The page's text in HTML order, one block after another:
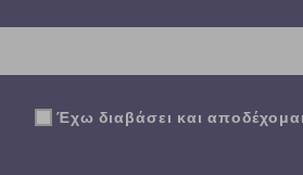
Έχω διαβάσει και